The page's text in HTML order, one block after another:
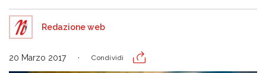
Redazione web
20 Marzo 2017 Condividi